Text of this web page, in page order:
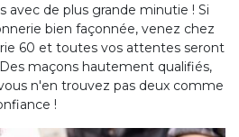
avec de plus grande minutie ! Si
bien façonnée, venez chez
60 et toutes vos attentes seront
maçons hautement qualifiés,
n'en trouvez pas deux comme
!